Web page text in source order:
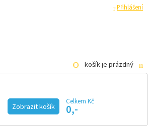
Přihlášení
košík je prázdný
Zobrazit košík
Celkem Kč
0,-